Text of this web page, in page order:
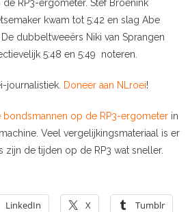
RP3-ergometer. Stef Broenink
kwam tot 5:42 en slag Abe
dubbeltweeërs Niki van Sprangen
5:48 en 5:49 noteren.
journalistiek. Doneer aan NLroei!
bondsmannen op de RP3-ergometerin
Veel vergelijkingsmateriaal is er
zijn de tijden op de RP3 wat sneller.
LinkedIn X Tumblr